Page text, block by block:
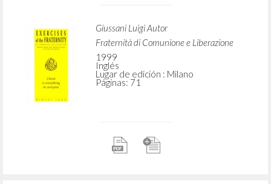
Giussani Luigi Autor
Fraternità di Comunione e Liberazione
1999
Inglés
Lugar de edición : Milano
Páginas: 71